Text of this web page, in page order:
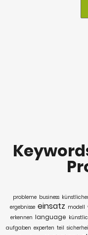
probleme business
ergebnisse einsatz modell
erkennen language
aufgaben experten teil